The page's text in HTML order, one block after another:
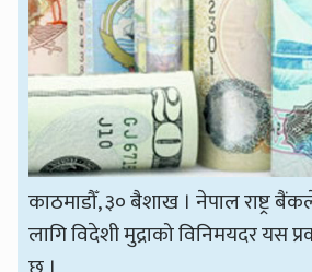
काठमाडौँ, ३० बैशाख । नेपाल राष्ट्र
लागि विदेशी मुद्राको विनिमयदर यस